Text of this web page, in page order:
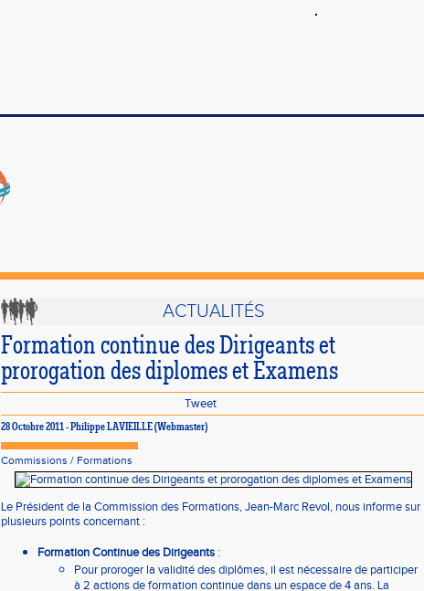
ACTUALITÉS
Formation continue des Dirigeants et
prorogation des diplomes et Examens
Tweet
28 Octobre 2011 - Philippe LAVIEILLE (Webmaster)
Commissions / Formations
Le Président de la Commission des Formations, Jean-Marc Revol, nous informe sur
plusieurs points concernant :
Formation Continuedes Dirigeants :
Pour proroger la validité des diplômes, il est nécessaire de participer
à 2 actions de formation continue dans un espace de 4 ans. La